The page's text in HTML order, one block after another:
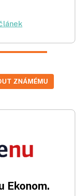
ZNÁMÉMU
Ekonom.